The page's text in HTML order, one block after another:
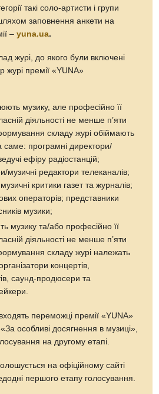
такі соло-артисти і групи
заповнення анкети на
–yuna.ua.
журі, до якого були включені
журі премії «YUNA»
музику, але професійно її
діяльності не менше п’яти
складу журі обіймають
саме: програмні директори/
ефіру радіостанцій;
музичні редактори телеканалів;
критики газет та журналів;
операторів; представники
музики;
музику та/або професійно її
діяльності не менше п’яти
складу журі належать
концертів,
саунд-продюсери та
переможці премії «YUNA»
особливі досягнення в музиці»,
на другому етапі.
на офіційному сайті
першого етапу голосування.